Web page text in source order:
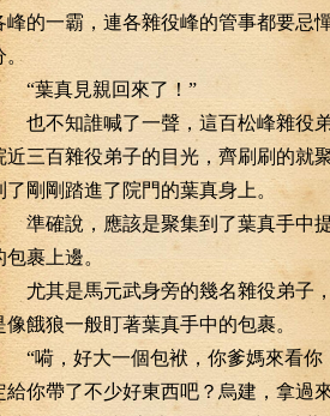
峰的一霸，連各雜役峰的管事都要忌
。
真見親回來了！”
不知誰喊了一聲，這百松峰雜役
近三百雜役弟子的目光，齊刷刷的就
了剛剛踏進了院門的葉真身上。
確說，應該是聚集到了葉真手中
包裹上邊。
其是馬元武身旁的幾名雜役弟子
像餓狼一般盯著葉真手中的包裹。
嗬，好大一個包袱，你爹媽來看你
給你帶了不少好東西吧？烏建，拿過